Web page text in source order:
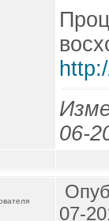
06-
07-